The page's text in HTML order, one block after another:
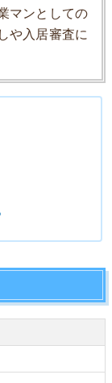
マンとしての
や入居審査に